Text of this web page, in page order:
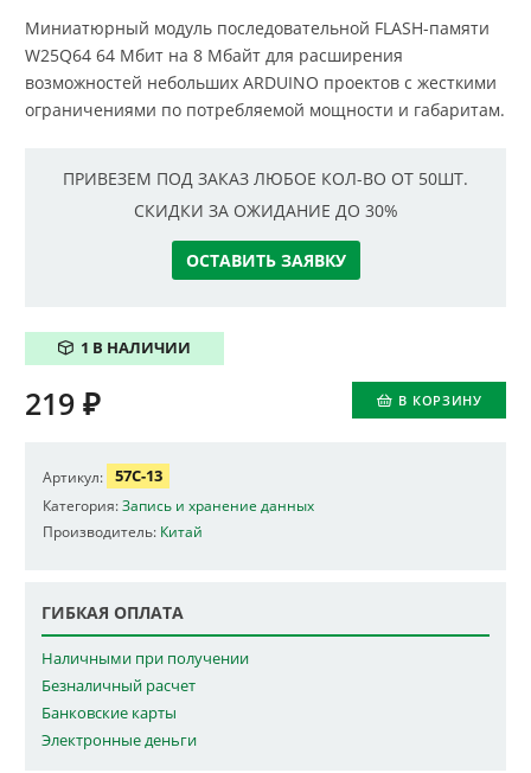
Миниатюрный модуль последовательной FLASH-памяти
W25Q64 64 Мбит на 8 Мбайт для расширения
возможностей небольших ARDUINO проектов с жесткими
ограничениями по потребляемой мощности и габаритам.
ПРИВЕЗЕМ ПОД ЗАКАЗ ЛЮБОЕ КОЛ-ВО ОТ 50ШТ.
СКИДКИ ЗА ОЖИДАНИЕ ДО 30%
ОСТАВИТЬ ЗАЯВКУ
1 В НАЛИЧИИ
В КОРЗИНУ
219 ₽
Артикул: 57C-13
Категория:Запись и хранение данных
Производитель: Китай
ГИБКАЯ ОПЛАТА
Наличными при получении
Безналичный расчет
Банковские карты
Электронные деньги